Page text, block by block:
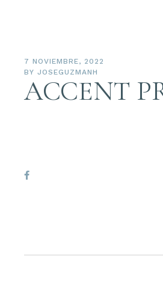
7 NOVIEMBRE, 2022
BY JOSEGUZMANH
ACCENT